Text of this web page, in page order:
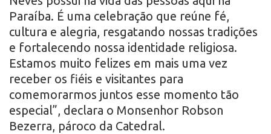
Paraíba. É uma celebração que reúne fé,
cultura e alegria, resgatando nossas tradições
e fortalecendo nossa identidade religiosa.
Estamos muito felizes em mais uma vez
receber os fiéis e visitantes para
comemorarmos juntos esse momento tão
especial”, declara o Monsenhor Robson
Bezerra, pároco da Catedral.